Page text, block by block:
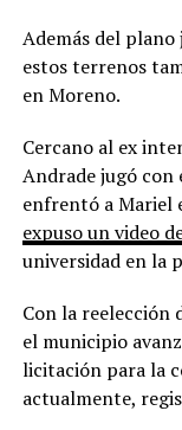
Además del
estos terrenos
en Moreno.
Cercano al ex
Andrade jugó con
enfrentó a Mariel
expuso un video
universidad en la
Con la reelección
el municipio
licitación para la
actualmente,